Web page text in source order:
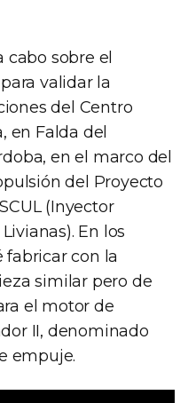
sobre el
validar la
del Centro
en Falda del
en el marco del
del Proyecto
(Inyector
En los
fabricar con la
similar pero de
el motor de
II, denominado
empuje.